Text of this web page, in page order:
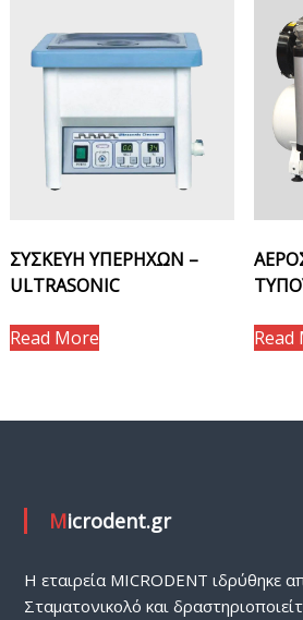
ΣΥΣΚΕΥΗ ΥΠΕΡΗΧΩΝ –
ULTRASONIC
Read More Read
Microdent.gr
H εταιρεία MICRODENT ιδρύθηκε
Σταματονικολό και